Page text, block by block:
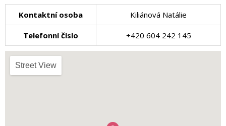
Kontaktní osoba Kiliánová Natálie
Telefonní číslo +420 604 242 145
Street View